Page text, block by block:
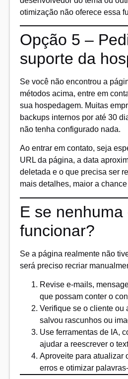
otimização não oferece essa
Opção 5 –
suporte da
Se você não encontrou a
métodos acima, entre em
sua hospedagem. Muitas
backups internos por até 30
não tenha configurado nada.
Ao entrar em contato, seja
URL da página, a data
deletada e o que precisa ser
mais detalhes, maior a
E se nenhuma
funcionar?
Se a página realmente não
será preciso recriar
Revise e-mails,
que possam conter o
Verifique se o cliente ou
salvou rascunhos ou
Use ferramentas de IA,
ajudar a reescrever o
Aproveite para atualizar
erros e otimizar